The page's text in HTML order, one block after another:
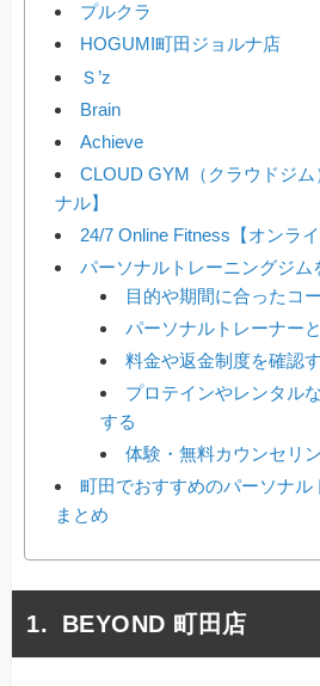
プルクラ
HOGUMI町田ジョルナ店
Ｓ’z
Brain
Achieve
CLOUD GYM（クラウドジ
ナル】
24/7 Online Fitness【オンラ
パーソナルトレーニングジム
目的や期間に合ったコ
パーソナルトレーナー
料金や返金制度を確認
プロテインやレンタル
する
体験・無料カウンセリ
町田でおすすめのパーソナル
まとめ
BEYOND 町田店